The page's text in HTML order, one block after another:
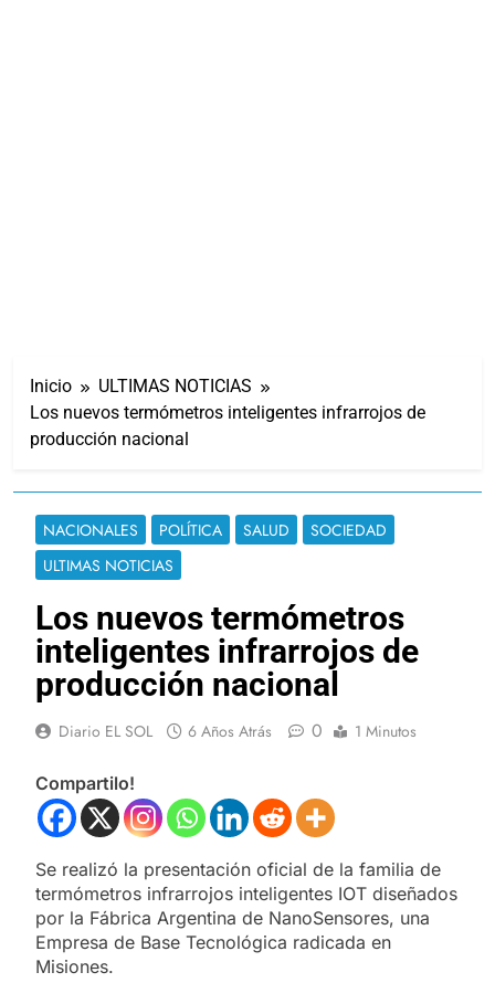
Inicio
ULTIMAS NOTICIAS
Los nuevos termómetros inteligentes infrarrojos de
producción nacional
NACIONALES POLÍTICA SALUD
SOCIEDAD
ULTIMAS NOTICIAS
Los nuevos termómetros
inteligentes infrarrojos de
producción nacional
Diario EL SOL 6 Años Atrás 0 1 Minutos
Compartilo!
Se realizó la presentación oficial de la familia de
termómetros infrarrojos inteligentes IOT diseñados
por la Fábrica Argentina de NanoSensores, una
Empresa de Base Tecnológica radicada en
Misiones.